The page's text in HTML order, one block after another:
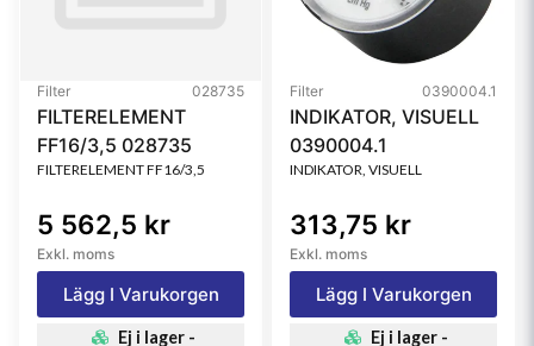
Filter 028735
FILTERELEMENT
FF16/3,5 028735
FILTERELEMENT FF16/3,5
5 562,5 kr
Exkl. moms
Lägg I Varukorgen
Ej i lager -
Filter 0390004.1
INDIKATOR, VISUELL
0390004.1
INDIKATOR, VISUELL
313,75 kr
Exkl. moms
Lägg I Varukorgen
Ej i lager -